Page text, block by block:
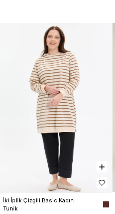
İki İplik Çizgili Basic Kadın
Tunik